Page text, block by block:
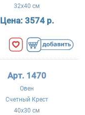
32x40 см
Цена: 3574 р.
Арт. 1470
Овен
Счетный Крест
40x30 см